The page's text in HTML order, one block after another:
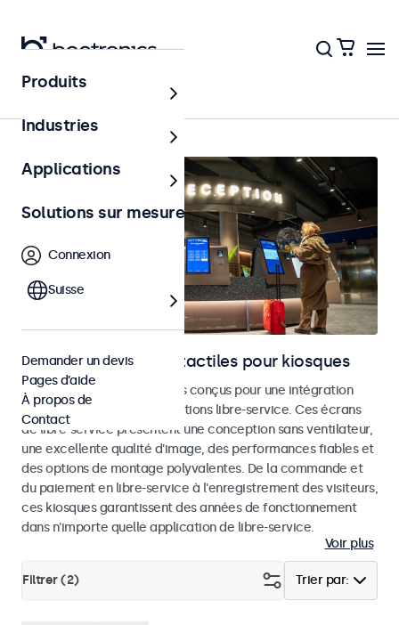
Bornes et libre-service
Moniteurs et écrans tactiles pour kiosques
Moniteurs et écrans tactiles conçus pour une intégration
dans les kiosques et les solutions libre-service. Ces écrans
de libre-service présentent une conception sans ventilateur,
une excellente qualité d'image, des performances fiables et
des options de montage polyvalentes. De la commande et
du paiement en libre-service à l'enregistrement des visiteurs,
ces kiosques garantissent des années de fonctionnement
dans n'importe quelle application de libre-service.
Voir plus
Trier par:
Filtrer (2)
Produits
Industries
Applications
Solutions sur mesure
Connexion
Suisse
Demander un devis
Pages d’aide
À propos de
Contact